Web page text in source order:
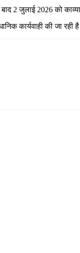
2 जुलाई 2026 को
कार्यवाही की जा रही